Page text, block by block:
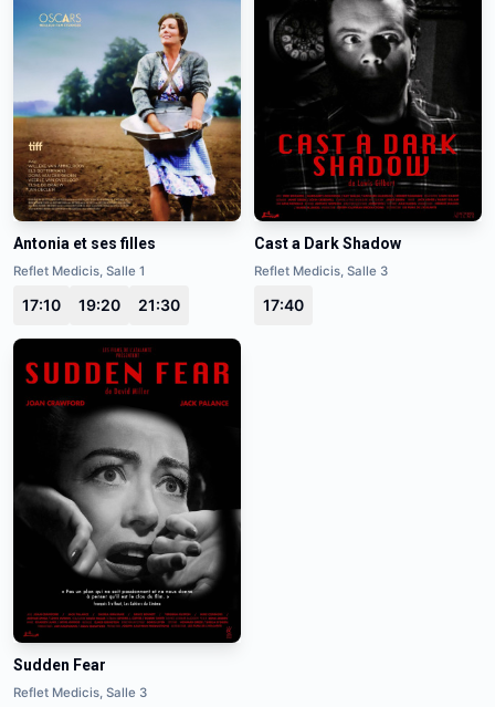
Antonia et ses filles
Reflet Medicis, Salle 1
17:10 19:20 21:30
Cast a Dark Shadow
Reflet Medicis, Salle 3
17:40
Sudden Fear
Reflet Medicis, Salle 3